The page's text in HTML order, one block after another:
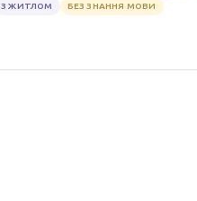
З ЖИТЛОМ
БЕЗ ЗНАННЯ МОВИ